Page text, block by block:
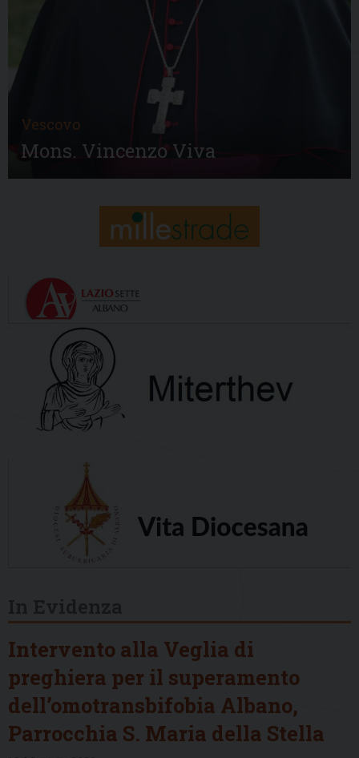
Vescovo
Mons. Vincenzo Viva
Intervento alla Veglia di
preghiera per il superamento
dell’omotransbifobia Albano,
Parrocchia S. Maria della Stella